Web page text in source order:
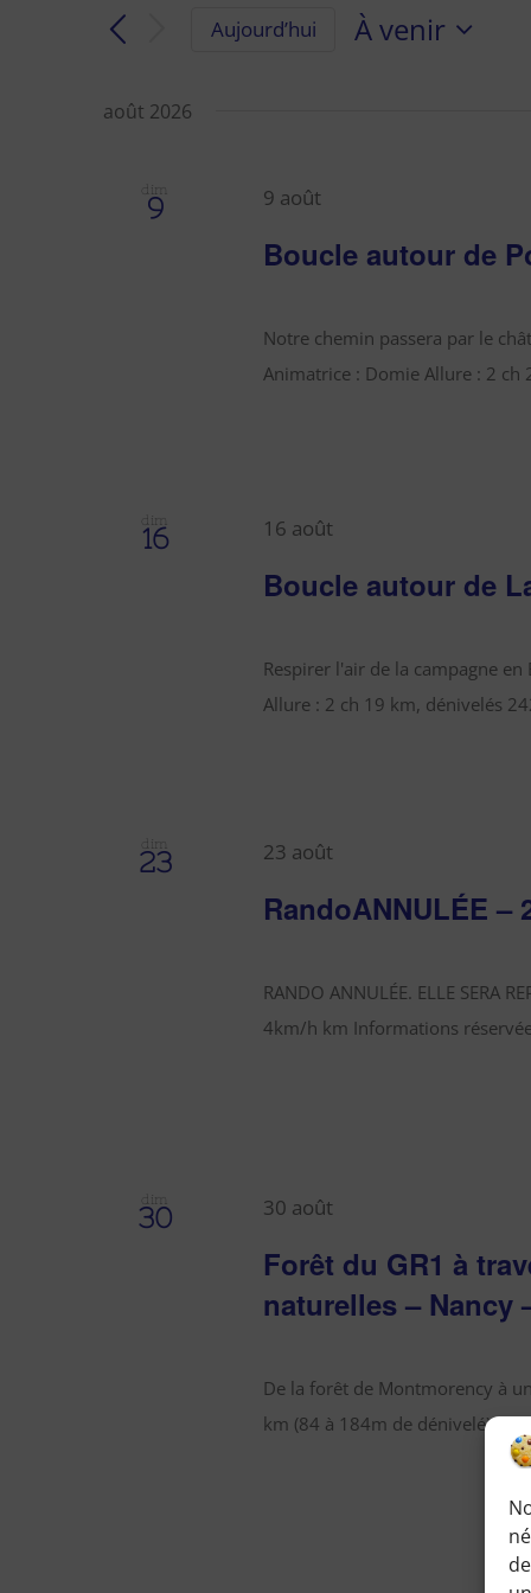
navigation
vues
clé.
Rechercher
par
Aujourd’hui
À venir
août 2026
dim
9
Boucle autour de
9 août
Notre chemin passera par le
Animatrice : Domie Allure : 2 ch
dim
16
Boucle autour de
16 août
Respirer l'air de la campagne
Allure : 2 ch 19 km, dénivelés
dim
23
RandoANNULÉE –
23 août
RANDO ANNULÉE. ELLE SERA
4km/h km Informations
dim
30
Forêt du GR1 à
naturelles – Nancy
30 août
De la forêt de Montmorency à
km (84 à 184m de dénivelé)